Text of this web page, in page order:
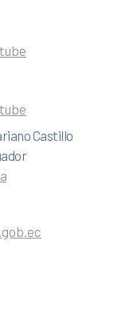
Castillo